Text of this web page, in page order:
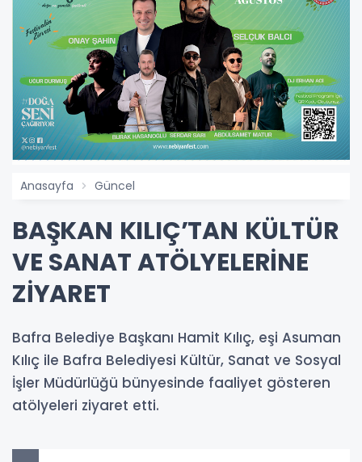
Anasayfa Güncel
BAŞKAN KILIÇ’TAN KÜLTÜR
VE SANAT ATÖLYELERİNE
ZİYARET
Bafra Belediye Başkanı Hamit Kılıç, eşi Asuman
Kılıç ile Bafra Belediyesi Kültür, Sanat ve Sosyal
İşler Müdürlüğü bünyesinde faaliyet gösteren
atölyeleri ziyaret etti.